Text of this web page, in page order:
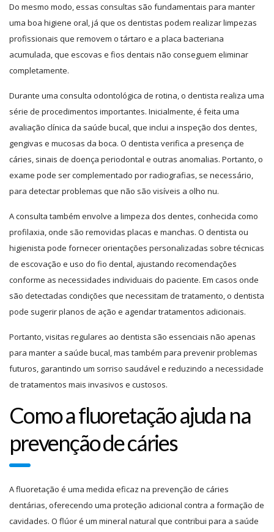
Do mesmo modo, essas consultas são fundamentais para manter
uma boa higiene oral, já que os dentistas podem realizar limpezas
profissionais que removem o tártaro e a placa bacteriana
acumulada, que escovas e fios dentais não conseguem eliminar
completamente.
Durante uma consulta odontológica de rotina, o dentista realiza uma
série de procedimentos importantes. Inicialmente, é feita uma
avaliação clínica da saúde bucal, que inclui a inspeção dos dentes,
gengivas e mucosas da boca. O dentista verifica a presença de
cáries, sinais de doença periodontal e outras anomalias. Portanto, o
exame pode ser complementado por radiografias, se necessário,
para detectar problemas que não são visíveis a olho nu.
A consulta também envolve a limpeza dos dentes, conhecida como
profilaxia, onde são removidas placas e manchas. O dentista ou
higienista pode fornecer orientações personalizadas sobre técnicas
de escovação e uso do fio dental, ajustando recomendações
conforme as necessidades individuais do paciente. Em casos onde
são detectadas condições que necessitam de tratamento, o dentista
pode sugerir planos de ação e agendar tratamentos adicionais.
Portanto, visitas regulares ao dentista são essenciais não apenas
para manter a saúde bucal, mas também para prevenir problemas
futuros, garantindo um sorriso saudável e reduzindo a necessidade
de tratamentos mais invasivos e custosos.
Como a fluoretação ajuda na
prevenção de cáries
A fluoretação é uma medida eficaz na prevenção de cáries
dentárias, oferecendo uma proteção adicional contra a formação de
cavidades. O flúor é um mineral natural que contribui para a saúde